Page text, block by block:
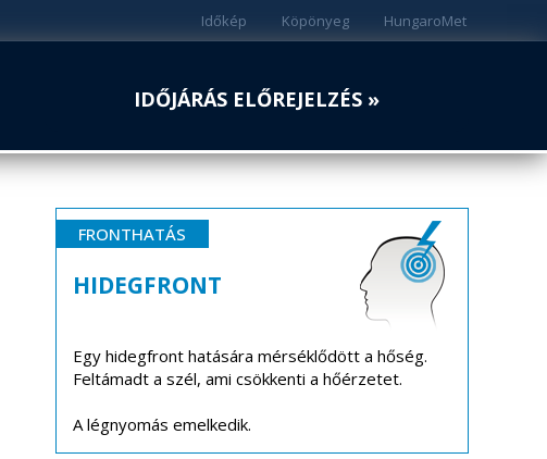
HungaroMet
Köpönyeg
Időkép
IDŐJÁRÁS ELŐREJELZÉS »
FRONTHATÁS
HIDEGFRONT
Egy hidegfront hatására mérséklődött a hőség.
Feltámadt a szél, ami csökkenti a hőérzetet.
A légnyomás emelkedik.